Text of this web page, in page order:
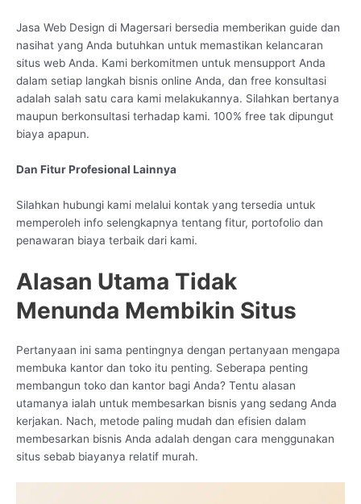
Jasa Web Design di Magersari bersedia memberikan guide dan
nasihat yang Anda butuhkan untuk memastikan kelancaran
situs web Anda. Kami berkomitmen untuk mensupport Anda
dalam setiap langkah bisnis online Anda, dan free konsultasi
adalah salah satu cara kami melakukannya. Silahkan bertanya
maupun berkonsultasi terhadap kami. 100% free tak dipungut
biaya apapun.
Dan Fitur Profesional Lainnya
Silahkan hubungi kami melalui kontak yang tersedia untuk
memperoleh info selengkapnya tentang fitur, portofolio dan
penawaran biaya terbaik dari kami.
Alasan Utama Tidak
Menunda Membikin Situs
Pertanyaan ini sama pentingnya dengan pertanyaan mengapa
membuka kantor dan toko itu penting. Seberapa penting
membangun toko dan kantor bagi Anda? Tentu alasan
utamanya ialah untuk membesarkan bisnis yang sedang Anda
kerjakan. Nach, metode paling mudah dan efisien dalam
membesarkan bisnis Anda adalah dengan cara menggunakan
situs sebab biayanya relatif murah.